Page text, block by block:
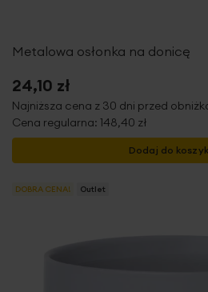
Metalowa osłonka na donicę
24,10 zł
Najniższa cena z 30 dni przed
Cena regularna: 148,40 zł
Dodaj do
DOBRA CENA! Outlet